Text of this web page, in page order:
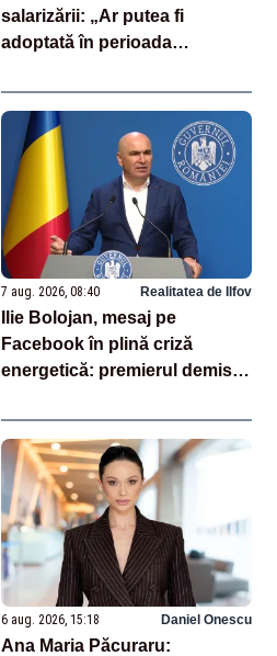
salarizării: „Ar putea fi
adoptată în perioada
depunerea din cauza unor
discursuri iresponsabile în
spaţiul public”
7 aug. 2026, 08:40 Realitatea de Ilfov
Ilie Bolojan, mesaj pe
Facebook în plină criză
energetică: premierul demis
măsurile luate
6 aug. 2026, 15:18 Daniel Onescu
Ana Maria Păcuraru: